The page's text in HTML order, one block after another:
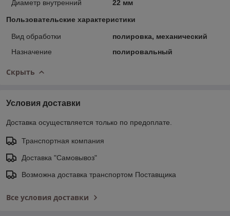
Диаметр внутренний 22 мм
Пользовательские характеристики
Вид обработки
полировка, механический
Назначение
полировальный
Скрыть
Условия доставки
Доставка осуществляется только по предоплате.
Транспортная компания
Доставка "Самовывоз"
Возможна доставка транспортом Поставщика
Все условия доставки